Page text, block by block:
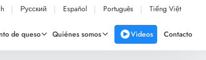
Русский Español Português Tiếng Việt
de queso Quiénes somos Videos Contacto